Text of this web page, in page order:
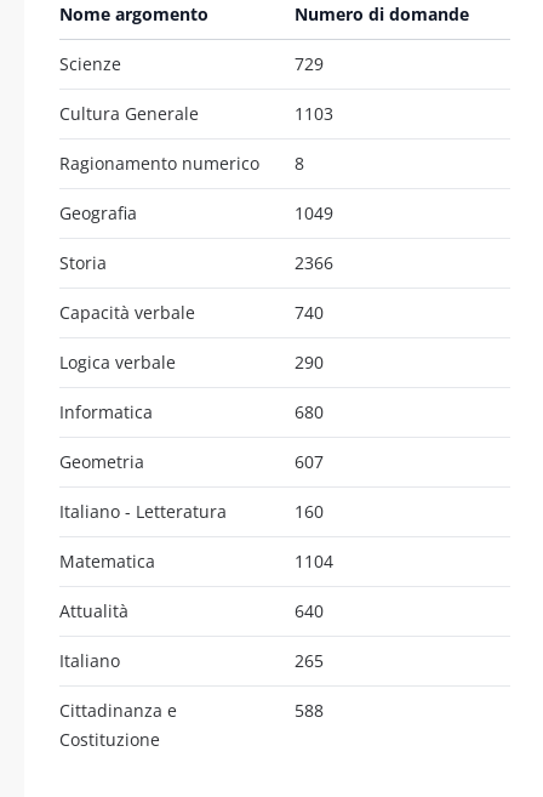
Nome argomento Numero di domande
Scienze 729
Cultura Generale 1103
Ragionamento numerico 8
Geografia 1049
Storia 2366
Capacità verbale 740
Logica verbale 290
Informatica 680
Geometria 607
Italiano - Letteratura 160
Matematica 1104
Attualità 640
Italiano 265
Cittadinanza e
Costituzione
588